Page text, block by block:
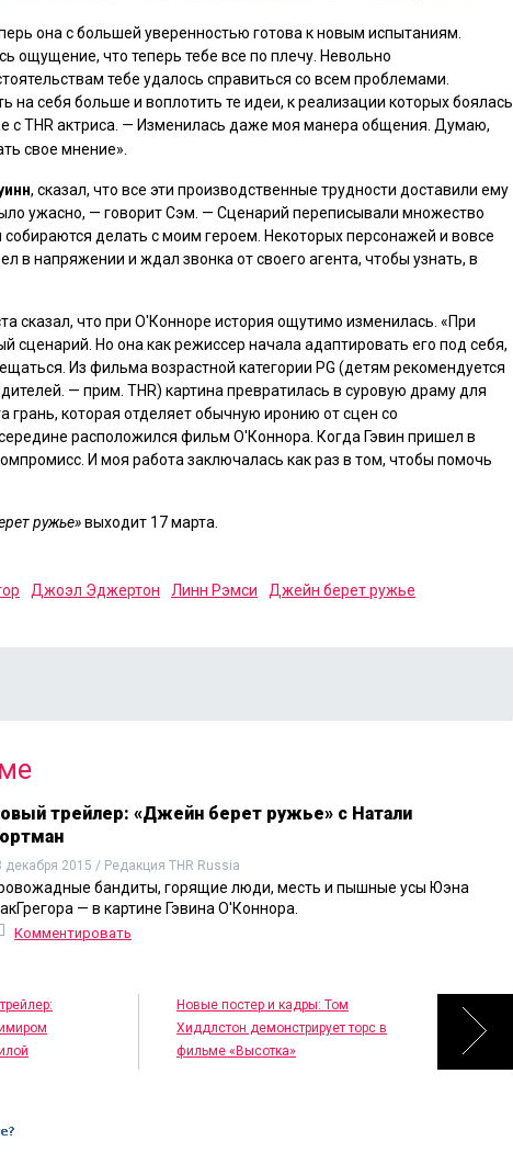
она с большей уверенностью готова к новым испытаниям.
ощущение, что теперь тебе все по плечу. Невольно
тебе удалось справиться со всем проблемами.
на себя больше и воплотить те идеи, к реализации которых боялась
с THR актриса. — Изменилась даже моя манера общения. Думаю,
свое мнение».
, сказал, что все эти производственные трудности доставили ему
ужасно, — говорит Сэм. — Сценарий переписывали множество
собираются делать с моим героем. Некоторых персонажей и вовсе
в напряжении и ждал звонка от своего агента, чтобы узнать, в
сказал, что при О'Конноре история ощутимо изменилась. «При
сценарий. Но она как режиссер начала адаптировать его под себя,
Из фильма возрастной категории PG (детям рекомендуется
— прим. THR) картина превратилась в суровую драму для
грань, которая отделяет обычную иронию от сцен со
расположился фильм О'Коннора. Когда Гэвин пришел в
И моя работа заключалась как раз в том, чтобы помочь
ружье»выходит 17 марта.
Джоэл Эджертон Линн Рэмси
Джейн берет ружье
трейлер: «Джейн берет ружье» с Натали
декабря 2015 / Редакция THR Russia
бандиты, горящие люди, месть и пышные усы Юэна
— в картине Гэвина О'Коннора.
Комментировать
Новые постер и кадры: Том
Хиддлстон демонстрирует торс в
фильме «Высотка»